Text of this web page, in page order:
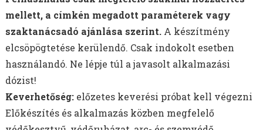
mellett, a címkén megadott paraméterek vagy
szaktanácsadó ajánlása szerint. A készítmény
elcsöpögtetése kerülendő. Csak indokolt esetben
használandó. Ne lépje túl a javasolt alkalmazási
dózist!
Keverhetőség:előzetes keverési próbat kell végezni
Előkészítés és alkalmazás közben megfelelő